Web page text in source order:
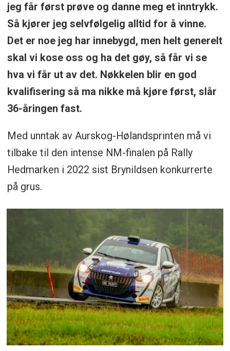
jeg får først prøve og danne meg et inntrykk.
Så kjører jeg selvfølgelig alltid for å vinne.
Det er noe jeg har innebygd, men helt generelt
skal vi kose oss og ha det gøy, så får vi se
hva vi får ut av det. Nøkkelen blir en god
kvalifisering så ma nikke må kjøre først, slår
36-åringen fast.
Med unntak av Aurskog-Hølandsprinten må vi
tilbake til den intense NM-finalen på Rally
Hedmarken i 2022 sist Brynildsen konkurrerte
på grus.